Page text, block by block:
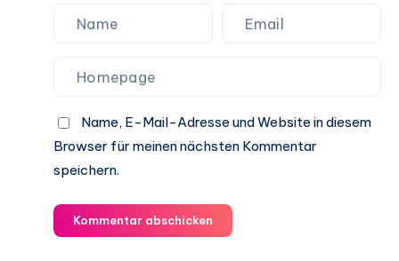
Name, E-Mail-Adresse und Website in diesem
Browser für meinen nächsten Kommentar
speichern.
Kommentar abschicken